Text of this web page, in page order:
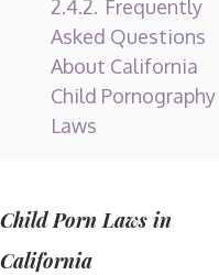
2.4.2. Frequently
Asked Questions
About California
Child Pornography
Laws
Child Porn Laws in
California